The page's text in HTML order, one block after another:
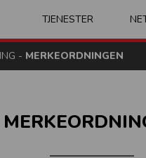
nr 1 på
TJENESTER
- MERKEORDNINGEN